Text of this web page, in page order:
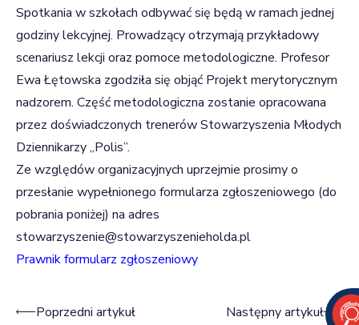
Spotkania w szkołach odbywać się będą w ramach jednej
godziny lekcyjnej. Prowadzący otrzymają przykładowy
scenariusz lekcji oraz pomoce metodologiczne. Profesor
Ewa Łętowska zgodziła się objąć Projekt merytorycznym
nadzorem. Część metodologiczna zostanie opracowana
przez doświadczonych trenerów Stowarzyszenia Młodych
Dziennikarzy „Polis”.
Ze względów organizacyjnych uprzejmie prosimy o
przesłanie wypełnionego formularza zgłoszeniowego (do
pobrania poniżej) na adres
stowarzyszenie@stowarzyszenieholda.pl
Prawnik formularz zgłoszeniowy
Nawigacja wpisu
Poprzedni artykuł Następny artykuł